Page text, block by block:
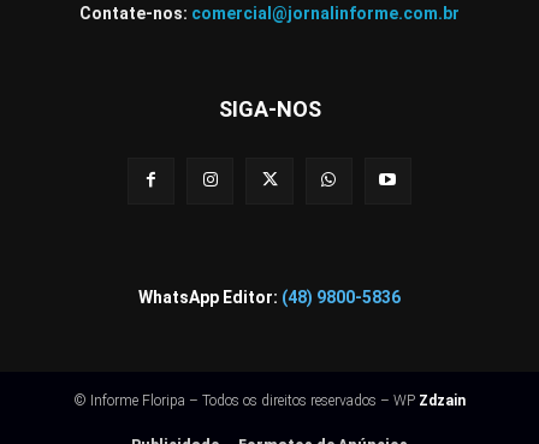
Contate-nos: comercial@jornalinforme.com.br
SIGA-NOS
WhatsApp Editor: (48) 9800-5836
© Informe Floripa – Todos os direitos reservados – WP Zdzain